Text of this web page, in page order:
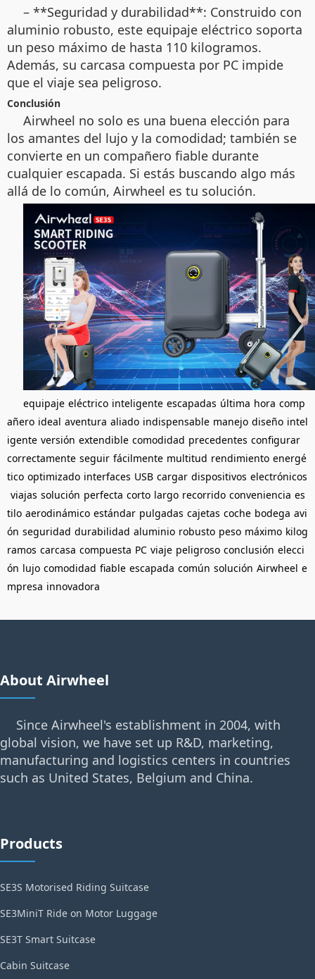
– **Seguridad y durabilidad**: Construido con
aluminio robusto, este equipaje eléctrico soporta
un peso máximo de hasta 110 kilogramos.
Además, su carcasa compuesta por PC impide
que el viaje sea peligroso.
Conclusión
Airwheel no solo es una buena elección para
los amantes del lujo y la comodidad; también se
convierte en un compañero fiable durante
cualquier escapada. Si estás buscando algo más
allá de lo común, Airwheel es tu solución.
equipaje eléctrico inteligente escapadas última hora comp
añero ideal aventura aliado indispensable manejo diseño intel
igente versión extendible comodidad precedentes configurar
correctamente seguir fácilmente multitud rendimiento energé
tico optimizado interfaces USB cargar dispositivos electrónicos
viajas solución perfecta corto largo recorrido conveniencia es
tilo aerodinámico estándar pulgadas cajetas coche bodega avi
ón seguridad durabilidad aluminio robusto peso máximo kilog
ramos carcasa compuesta PC viaje peligroso conclusión elecci
ón lujo comodidad fiable escapada común solución Airwheel e
mpresa innovadora
About Airwheel
Since Airwheel's establishment in 2004, with
global vision, we have set up R&D, marketing,
manufacturing and logistics centers in countries
such as United States, Belgium and China.
Products
SE3S Motorised Riding Suitcase
SE3MiniT Ride on Motor Luggage
SE3T Smart Suitcase
Cabin Suitcase